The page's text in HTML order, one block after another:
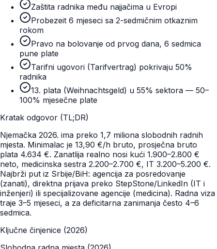
Zaštita radnika među najjačima u Evropi
Probezeit 6 mjeseci sa 2-sedmičnim otkaznim
rokom
Pravo na bolovanje od prvog dana, 6 sedmica
pune plate
Tarifni ugovori (Tarifvertrag) pokrivaju 50%
radnika
13. plata (Weihnachtsgeld) u 55% sektora — 50–
100% mjesečne plate
Kratak odgovor (TL;DR)
Njemačka 2026. ima preko 1,7 miliona slobodnih radnih
mjesta. Minimalac je 13,90 €/h bruto, prosječna bruto
plata 4.634 €. Zanatlija realno nosi kući 1.900–2.800 €
neto, medicinska sestra 2.200–2.700 €, IT 3.200–5.200 €.
Najbrži put iz Srbije/BiH: agencija za posredovanje
(zanati), direktna prijava preko StepStone/LinkedIn (IT i
inženjeri) ili specijalizovane agencije (medicina). Radna viza
traje 3–5 mjeseci, a za deficitarna zanimanja često 4–6
sedmica.
Ključne činjenice (2026)